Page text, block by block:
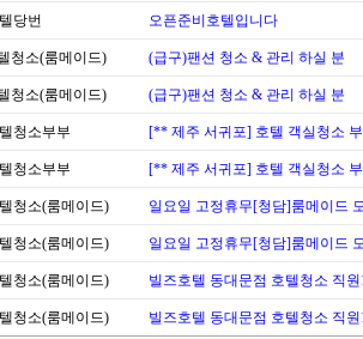
당번 오픈준비호텔입니다
청소(룸메이드) (급구)팬션 청소 & 관리 하실 분
청소(룸메이드) (급구)팬션 청소 & 관리 하실 분
청소부부 [** 제주 서귀포] 호텔 객실청소
청소부부 [** 제주 서귀포] 호텔 객실청소
청소(룸메이드) 일요일 고정휴무[청담]룸메이드
청소(룸메이드) 일요일 고정휴무[청담]룸메이드
청소(룸메이드) 빌즈호텔 동대문점 호텔청소 직
청소(룸메이드) 빌즈호텔 동대문점 호텔청소 직